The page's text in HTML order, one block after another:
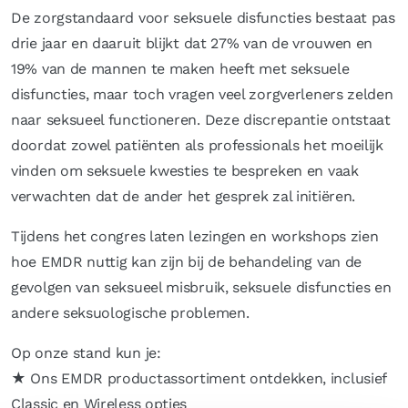
De zorgstandaard voor seksuele disfuncties bestaat pas
drie jaar en daaruit blijkt dat 27% van de vrouwen en
19% van de mannen te maken heeft met seksuele
disfuncties, maar toch vragen veel zorgverleners zelden
naar seksueel functioneren. Deze discrepantie ontstaat
doordat zowel patiënten als professionals het moeilijk
vinden om seksuele kwesties te bespreken en vaak
verwachten dat de ander het gesprek zal initiëren.
Tijdens het congres laten lezingen en workshops zien
hoe EMDR nuttig kan zijn bij de behandeling van de
gevolgen van seksueel misbruik, seksuele disfuncties en
andere seksuologische problemen.
Op onze stand kun je:
★ Ons EMDR productassortiment ontdekken, inclusief
Classic en Wireless opties